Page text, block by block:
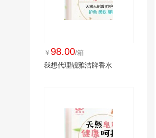
￥ 98.00/箱
我想代理靓雅洁牌香水